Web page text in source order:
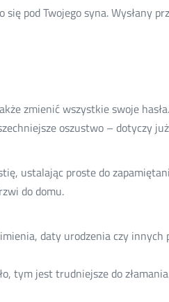
pod Twojego syna. Wysłany
zmienić wszystkie swoje
oszustwo – dotyczy
ustalając proste do
do domu.
daty urodzenia czy
tym jest trudniejsze do